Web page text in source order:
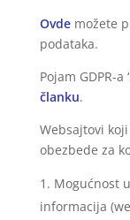
Ovdemožete
podataka.
Pojam GDPR-
članku.
Websajtovi
obezbede za
Mogućnost
informacija